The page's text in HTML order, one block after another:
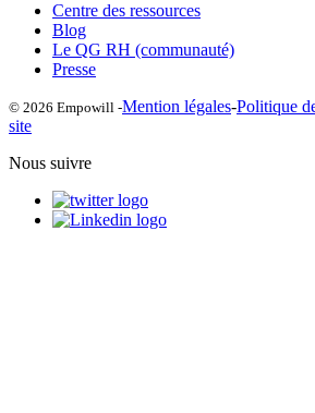
Centre des ressources
Blog
Le QG RH (communauté)
Presse
© 2026 Empowill -Mention légales-Politique
site
Nous suivre